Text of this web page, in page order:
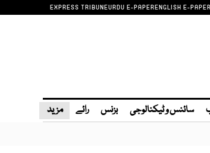
EXPRESS TRIBUNEURDU E-PAPERENGLISH E-PAPER
سائنس و ٹیکنالوجی بزنس رائے مزید